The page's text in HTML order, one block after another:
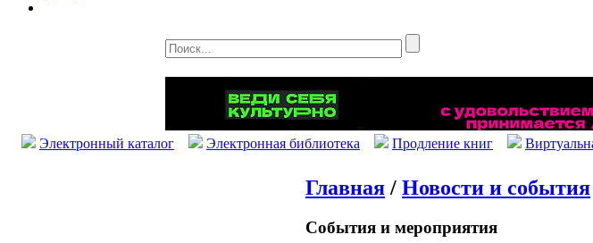
Электронный каталог Электронная библиотека Продление книг
Главная / Новости и события
События и мероприятия